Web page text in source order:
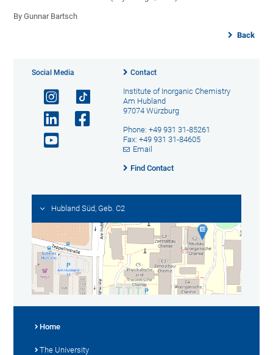
By Gunnar Bartsch
Back
Social Media Contact
Institute of Inorganic Chemistry
Am Hubland
97074 Würzburg
Phone: +49 931 31-85261
Fax: +49 931 31-84605
Email
Find Contact
Hubland Süd, Geb. C2
Home
The University